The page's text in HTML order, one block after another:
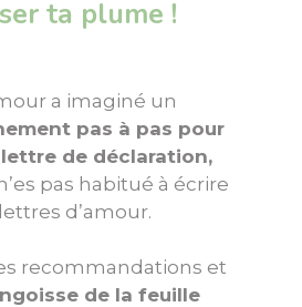
ta plume !
a imaginé un
pas à pas pour
de déclaration,
pas habitué à écrire
d’amour.
recommandations et
de la feuille